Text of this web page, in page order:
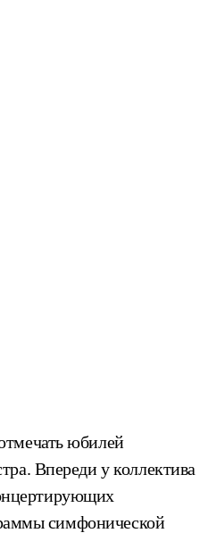
юбилей
Впереди у коллектива
симфонической